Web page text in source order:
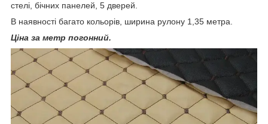
стелі, бічних панелей, 5 дверей.
В наявності багато кольорів, ширина рулону 1,35 метра.
Ціна за метр погонний.